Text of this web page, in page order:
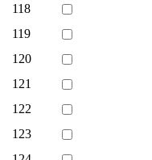
118
119
120
121
122
123